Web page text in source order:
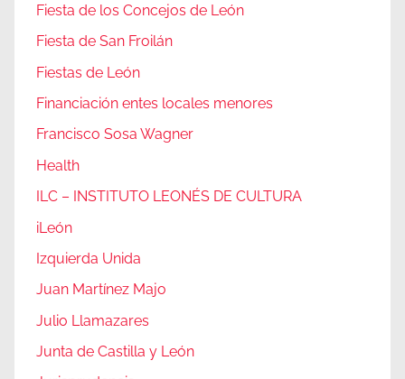
Fiesta de los Concejos de León
Fiesta de San Froilán
Fiestas de León
Financiación entes locales menores
Francisco Sosa Wagner
Health
ILC – INSTITUTO LEONÉS DE CULTURA
iLeón
Izquierda Unida
Juan Martínez Majo
Julio Llamazares
Junta de Castilla y León